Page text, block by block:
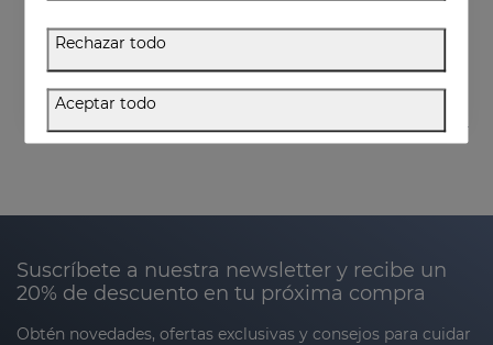
Suscríbete a nuestra newsletter y recibe un
20% de descuento en tu próxima compra
Obtén novedades, ofertas exclusivas y consejos para cuidar
Rechazar todo
Aceptar todo